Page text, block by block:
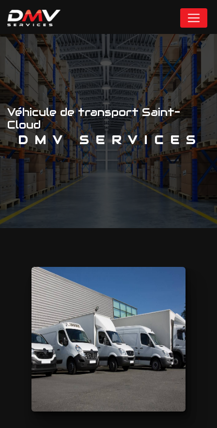
Véhicule de transport Saint-
Cloud
DMV SERVICES